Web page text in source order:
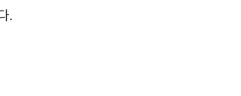
.